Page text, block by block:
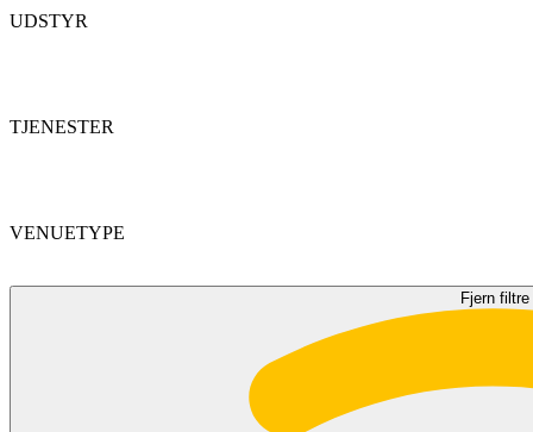
UDSTYR
TJENESTER
VENUETYPE
Fjern filtre